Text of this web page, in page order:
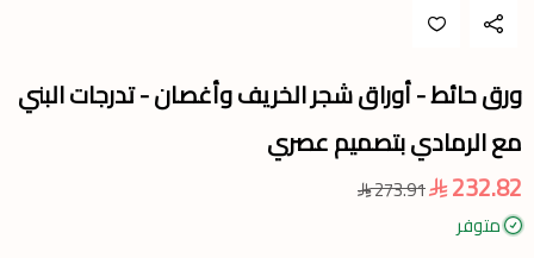
ورق حائط - أوراق شجر الخريف وأغصان - تدرجات البني
مع الرمادي بتصميم عصري
232.82
273.91
متوفر